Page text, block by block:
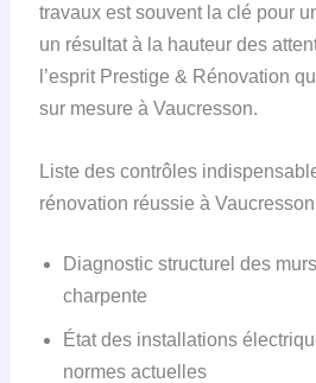
travaux est souvent la clé pour
un résultat à la hauteur des
l’esprit Prestige & Rénovation
sur mesure à Vaucresson.
Liste des contrôles
rénovation réussie à Vaucresson
Diagnostic structurel des
charpente
État des installations
normes actuelles